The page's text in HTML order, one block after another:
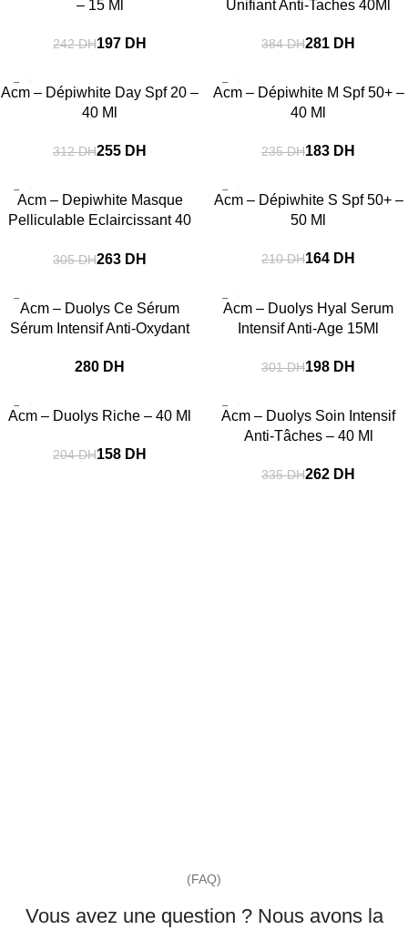
– 15 Ml
242DH197 DH
Unifiant Anti-Taches 40Ml
384DH281 DH
Acm – Dépiwhite Day Spf 20 –
40 Ml
312DH255 DH
Acm – Dépiwhite M Spf 50+ –
40 Ml
235DH183 DH
Acm – Depiwhite Masque
Pelliculable Eclaircissant 40
305DH263 DH
Acm – Dépiwhite S Spf 50+ –
50 Ml
210DH164 DH
Acm – Duolys Ce Sérum
Sérum Intensif Anti-Oxydant
DH
Acm – Duolys Hyal Serum
Intensif Anti-Age 15Ml
301DH198 DH
Acm – Duolys Riche – 40 Ml
204DH158 DH
Acm – Duolys Soin Intensif
Anti-Tâches – 40 Ml
335DH262 DH
(FAQ)
Vous avez une question ? Nous avons la